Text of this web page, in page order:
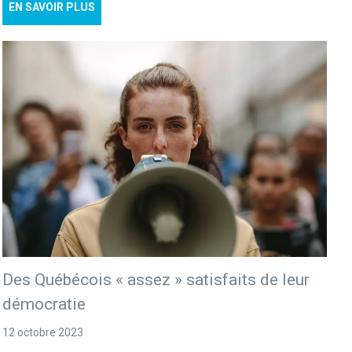
EN SAVOIR PLUS
Des Québécois « assez » satisfaits de leur
démocratie
12 octobre 2023